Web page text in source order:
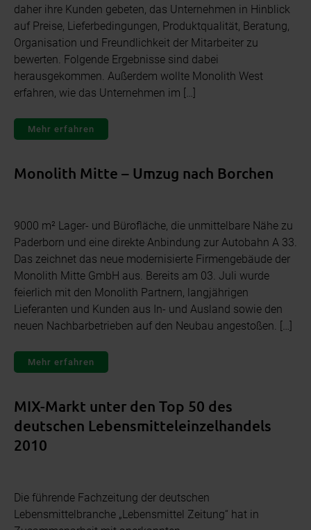
daher ihre Kunden gebeten, das Unternehmen in Hinblick
auf Preise, Lieferbedingungen, Produktqualität, Beratung,
Organisation und Freundlichkeit der Mitarbeiter zu
bewerten. Folgende Ergebnisse sind dabei
herausgekommen. Außerdem wollte Monolith West
erfahren, wie das Unternehmen im […]
Mehr erfahren
Monolith Mitte – Umzug nach Borchen
9000 m² Lager- und Bürofläche, die unmittelbare Nähe zu
Paderborn und eine direkte Anbindung zur Autobahn A 33.
Das zeichnet das neue modernisierte Firmengebäude der
Monolith Mitte GmbH aus. Bereits am 03. Juli wurde
feierlich mit den Monolith Partnern, langjährigen
Lieferanten und Kunden aus In- und Ausland sowie den
neuen Nachbarbetrieben auf den Neubau angestoßen. […]
Mehr erfahren
MIX-Markt unter den Top 50 des
deutschen Lebensmitteleinzelhandels
2010
Die führende Fachzeitung der deutschen
Lebensmittelbranche „Lebensmittel Zeitung“ hat in